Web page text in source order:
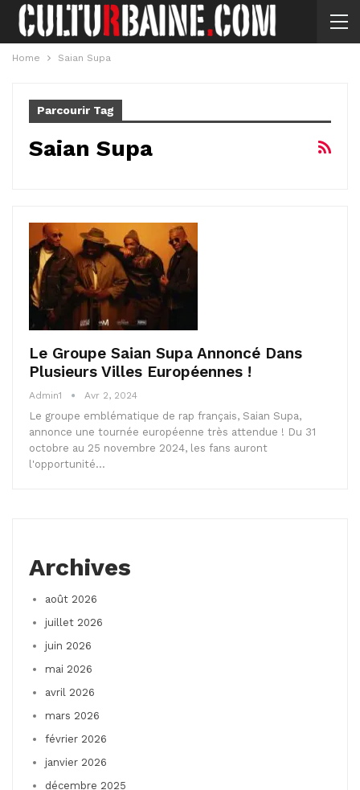
Home Saian Supa
Parcourir Tag
Saian Supa
Le Groupe Saian Supa Annoncé Dans
Plusieurs Villes Européennes !
Admin1 Avr 2, 2024
Le groupe emblématique de rap français, Saian Supa,
annonce une tournée européenne très attendue ! Du 31
octobre au 25 novembre 2024, les fans auront
l'opportunité…
Archives
août 2026
juillet 2026
juin 2026
mai 2026
avril 2026
mars 2026
février 2026
janvier 2026
décembre 2025